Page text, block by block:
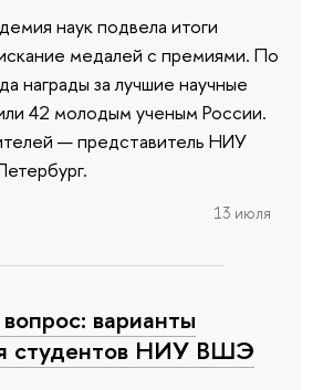
наук подвела итоги
медалей с премиями. По
награды за лучшие научные
42 молодым ученым России.
— представитель НИУ
13 июля
варианты
студентов НИУ ВШЭ